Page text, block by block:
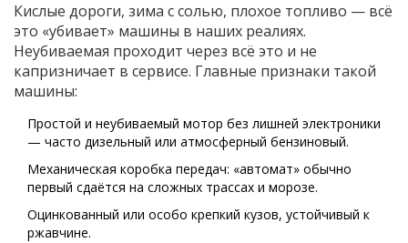
Кислые дороги, зима с солью, плохое топливо — всё
это «убивает» машины в наших реалиях.
Неубиваемая проходит через всё это и не
капризничает в сервисе. Главные признаки такой
машины:
Простой и неубиваемый мотор без лишней электроники
— часто дизельный или атмосферный бензиновый.
Механическая коробка передач: «автомат» обычно
первый сдаётся на сложных трассах и морозе.
Оцинкованный или особо крепкий кузов, устойчивый к
ржавчине.